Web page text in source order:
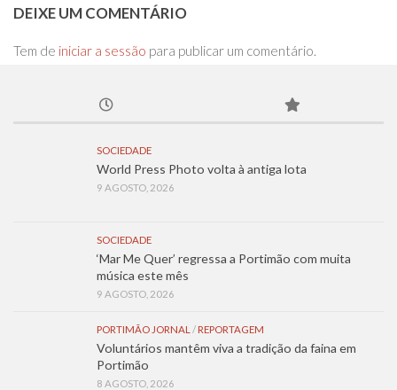
DEIXE UM COMENTÁRIO
Tem de iniciar a sessão para publicar um comentário.
SOCIEDADE
World Press Photo volta à antiga lota
9 AGOSTO, 2026
SOCIEDADE
‘Mar Me Quer’ regressa a Portimão com muita
música este mês
9 AGOSTO, 2026
PORTIMÃO JORNAL / REPORTAGEM
Voluntários mantêm viva a tradição da faina em
Portimão
8 AGOSTO, 2026